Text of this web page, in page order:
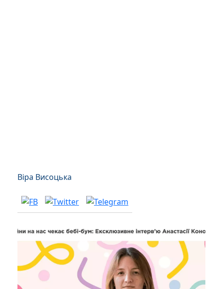
Віра Висоцька